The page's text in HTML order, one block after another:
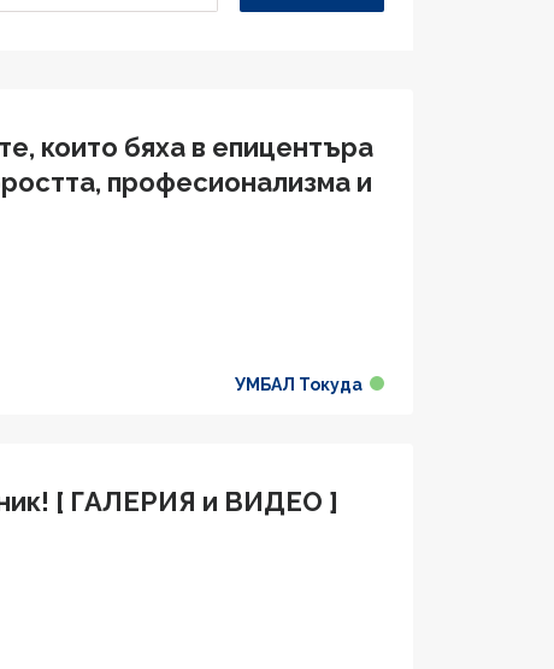
които бяха в епицентъра
професионализма и
УМБАЛ Токуда
[ ГАЛЕРИЯ и ВИДЕО ]